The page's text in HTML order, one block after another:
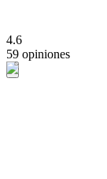
4.6
59 opiniones